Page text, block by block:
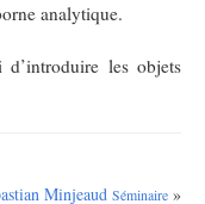
analytique.
d’introduire les objets
Minjeaud Séminaire »